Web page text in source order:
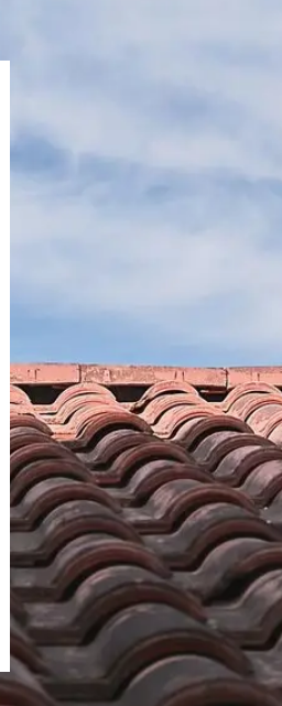
de
La pose de toiture
Souhaitez-vous avoir une nouvelle
normes ? La solution est de faire
telle que la nôtre Brun renovation.
vos rêves en s’assurant que celle-
résistante et solide. Nos artisans
construire une toiture plate, une
selon vos besoins, choix et
en place le type de revêtement de
shingle, zinc, béton, tôles, PVC, bois